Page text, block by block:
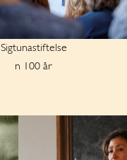
Sigtunastiftelse
n 100 år